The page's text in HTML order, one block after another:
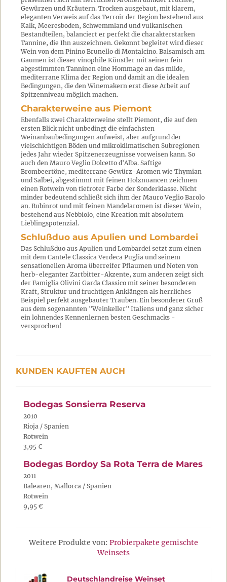
Gewürzen und Kräutern. Trocken ausgebaut, mit klarem,
eleganten Verweis auf das Terroir der Region bestehend aus
Kalk, Meeresboden, Schwemmland und vulkanischen
Bestandteilen, balanciert er perfekt die charakterstarken
Tannine, die Ihn auszeichnen. Gekonnt begleitet wird dieser
Wein von dem Pinino Brunello di Montalcino. Balsamisch am
Gaumen ist dieser vinophile Künstler mit seinen fein
abgestimmten Tanninen eine Hommage an das milde,
mediterrane Klima der Region und damit an die idealen
Bedingungen, die den Winemakern erst diese Arbeit auf
Spitzenniveau möglich machen.
Charakterweine aus Piemont
Ebenfalls zwei Charakterweine stellt Piemont, die auf den
ersten Blick nicht unbedingt die einfachsten
Weinanbaubedingungen aufweist, aber aufgrund der
vielschichtigen Böden und mikroklimatischen Subregionen
jedes Jahr wieder Spitzenerzeugnisse vorweisen kann. So
auch den Mauro Veglio Dolcetto d'Alba. Saftige
Brombeertöne, mediterrane Gewürz-Aromen wie Thymian
und Salbei, abgestimmt mit feinen Holznuancen zeichnen
einen Rotwein von tiefroter Farbe der Sonderklasse. Nicht
minder bedeutend schließt sich ihm der Mauro Veglio Barolo
an. Rubinrot und mit feinen Mandelaromen ist dieser Wein,
bestehend aus Nebbiolo, eine Kreation mit absolutem
Lieblingspotenzial.
Schlußduo aus Apulien und Lombardei
Das Schlußduo aus Apulien und Lombardei setzt zum einen
mit dem Cantele Classica Verdeca Puglia und seinem
sensationellen Aroma überreifer Pflaumen und Noten von
herb-eleganter Zartbitter-Akzente, zum anderen zeigt sich
der Famiglia Olivini Garda Classico mit seiner besonderen
Kraft, Struktur und fruchtigen Anklängen als herrliches
Beispiel perfekt ausgebauter Trauben. Ein besonderer Gruß
aus dem sogenannten "Weinkeller" Italiens und ganz sicher
ein lohnendes Kennenlernen besten Geschmacks -
versprochen!
KUNDEN KAUFTEN AUCH
Bodegas Sonsierra Reserva
2010
Rioja / Spanien
Rotwein
3,95 €
Bodegas Bordoy Sa Rota Terra de Mares
2011
Balearen, Mallorca / Spanien
Rotwein
9,95 €
Weitere Produkte von: Probierpakete gemischte
Weinsets
Deutschlandreise Weinset